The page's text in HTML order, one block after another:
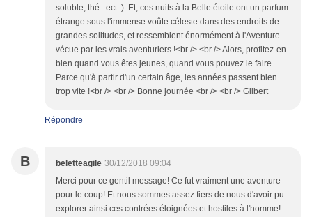
soluble, thé...ect. ). Et, ces nuits à la Belle étoile ont un parfum
étrange sous l'immense voûte céleste dans des endroits de
grandes solitudes, et ressemblent énormément à l'Aventure
vécue par les vrais aventuriers !<br /> <br /> Alors, profitez-en
bien quand vous êtes jeunes, quand vous pouvez le faire…
Parce qu'à partir d'un certain âge, les années passent bien
trop vite !<br /> <br /> Bonne journée <br /> <br /> Gilbert
Répondre
B beletteagile 30/12/2018 09:04
Merci pour ce gentil message! Ce fut vraiment une aventure
pour le coup! Et nous sommes assez fiers de nous d'avoir pu
explorer ainsi ces contrées éloignées et hostiles à l'homme!